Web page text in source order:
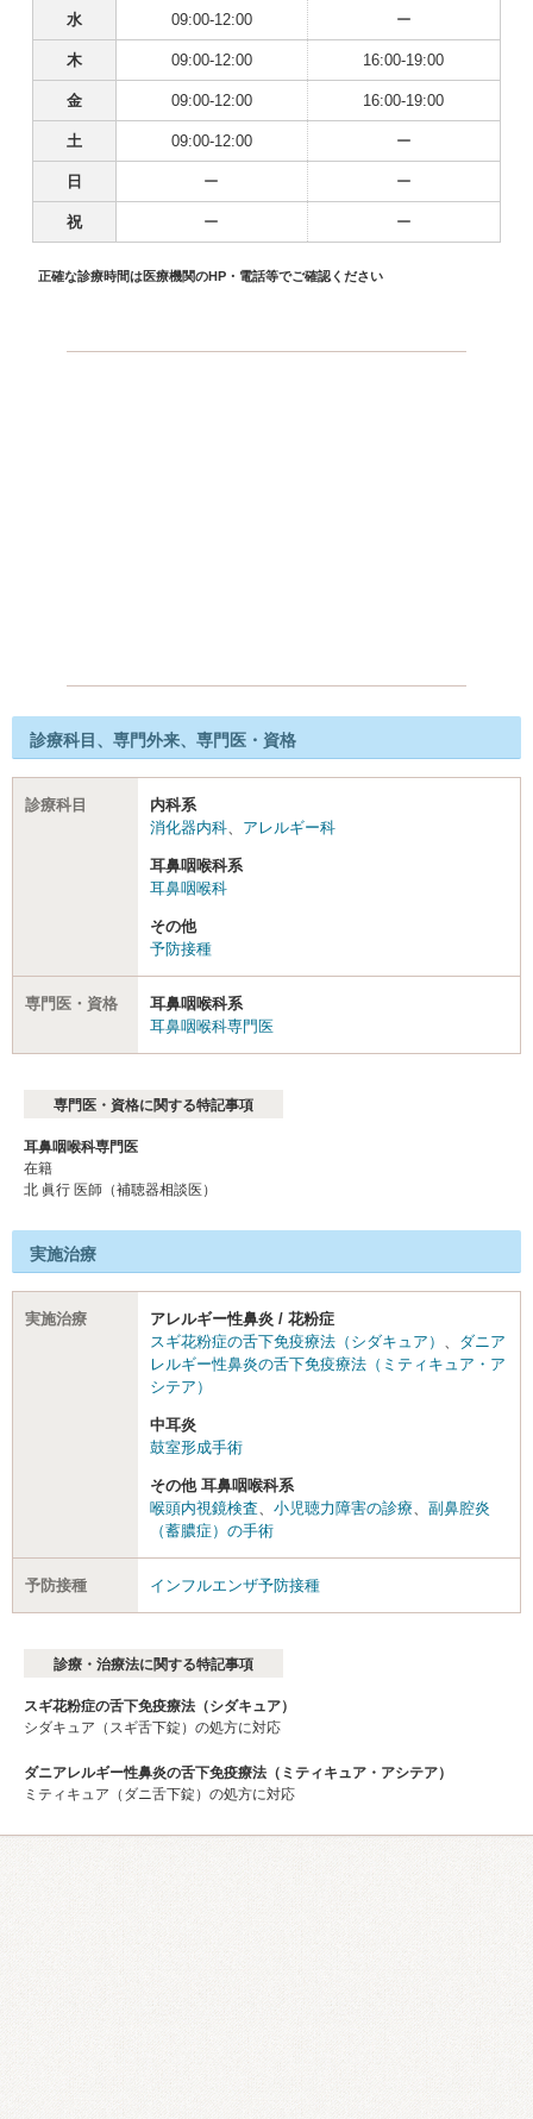
水 09:00-12:00 ー
木 09:00-12:00 16:00-19:00
金 09:00-12:00 16:00-19:00
土 09:00-12:00 ー
日 ー ー
祝 ー ー
正確な診療時間は医療機関のHP・電話等でご確認ください
診療科目、専門外来、専門医・資格
診療科目
内科系
消化器内科
アレルギー科
耳鼻咽喉科系
耳鼻咽喉科
その他
予防接種
専門医・資格
耳鼻咽喉科系
耳鼻咽喉科専門医
専門医・資格に関する特記事項
耳鼻咽喉科専門医
在籍
北 眞行 医師（補聴器相談医）
実施治療
実施治療
アレルギー性鼻炎 / 花粉症
スギ花粉症の舌下免疫療法（シダキュア）
ダニア
レルギー性鼻炎の舌下免疫療法（ミティキュア・ア
シテア）
中耳炎
鼓室形成手術
その他 耳鼻咽喉科系
喉頭内視鏡検査
小児聴力障害の診療
副鼻腔炎
（蓄膿症）の手術
予防接種 インフルエンザ予防接種
診療・治療法に関する特記事項
スギ花粉症の舌下免疫療法（シダキュア）
シダキュア（スギ舌下錠）の処方に対応
ダニアレルギー性鼻炎の舌下免疫療法（ミティキュア・アシテア）
ミティキュア（ダニ舌下錠）の処方に対応